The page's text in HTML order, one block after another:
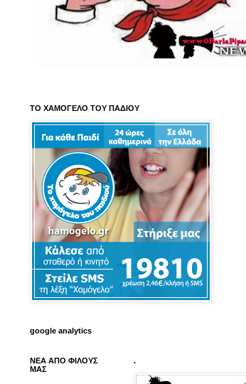
ΤΟ ΧΑΜΟΓΕΛΟ ΤΟΥ ΠΑΔΙΟΥ
google analytics
ΝΕΑ ΑΠΟ ΦΙΛΟΥΣ
ΜΑΣ
.